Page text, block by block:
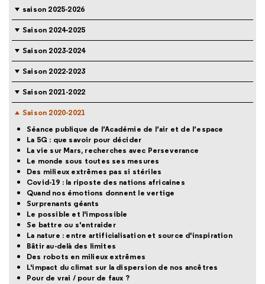
saison 2025-2026
Saison 2024-2025
Saison 2023-2024
Saison 2022-2023
Saison 2021-2022
Saison 2020-2021
Séance publique de l’Académie de l’air et de l’espace
La 5G : que savoir pour décider
La vie sur Mars, recherches avec Perseverance
Le monde sous toutes ses mesures
Des milieux extrêmes pas si stériles
Covid-19 : la riposte des nations africaines
Quand nos émotions donnent le vertige
Surprenants géants
Le possible et l'impossible
Se battre ou s'entraider
La nature : entre artificialisation et source d'inspiration
Bâtir au-delà des limites
Des robots en milieux extrêmes
L'impact du climat sur la dispersion de nos ancêtres
Pour de vrai / pour de faux ?